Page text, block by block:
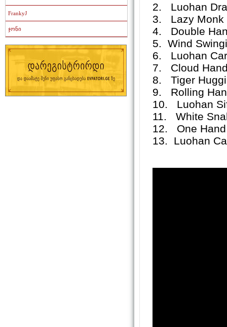
FrankyJ
ჯონი
2. Luohan
3. Lazy Monk
4. Double
5. Wind
6. Luohan
7. Cloud
8. Tiger
9. Rolling
10. Luohan
11. White
12. One Hand
13. Luohan